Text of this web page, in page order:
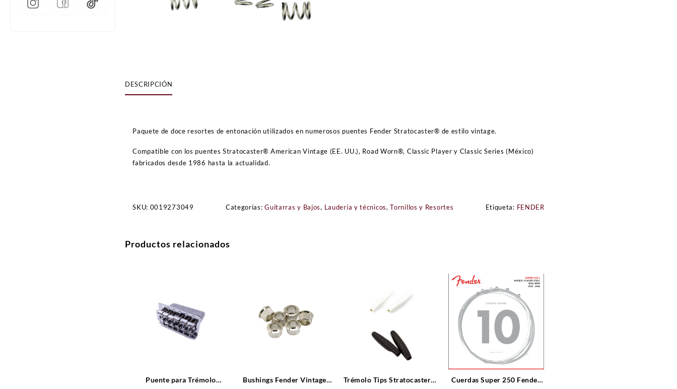
DESCRIPCIÓN
Paquete de doce resortes de entonación utilizados en numerosos puentes Fender Stratocaster® de estilo vintage.
Compatible con los puentes Stratocaster® American Vintage (EE. UU.), Road Worn®, Classic Player y Classic Series (México)
fabricados desde 1986 hasta la actualidad.
SKU: 0019273049 Categorías:Guitarras y Bajos, Laudería y técnicos,Tornillos y Resortes Etiqueta: FENDER
Productos relacionados
Puente para Trémolo
Bushings Fender Vintage-
Trémolo Tips Stratocaster®,
Cuerdas Super 250 Fender